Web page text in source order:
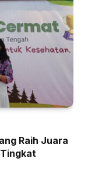
Raih Juara